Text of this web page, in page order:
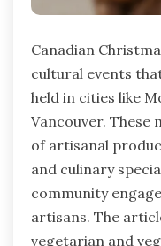
Canadian
cultural events
held in cities like
Vancouver. These
of artisanal
and culinary
community
artisans. The
vegetarian and